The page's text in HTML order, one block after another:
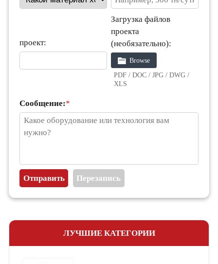
проект:
Загрузка файлов
проекта
(необязательно):
Browse
PDF / DOC / JPG / DWG /
XLS
Сообщение:*
ЛУЧШИЕ КАТЕГОРИИ